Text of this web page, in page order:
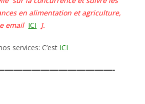
en alimentation et agriculture,
email ICI ].
services: C’est ICI